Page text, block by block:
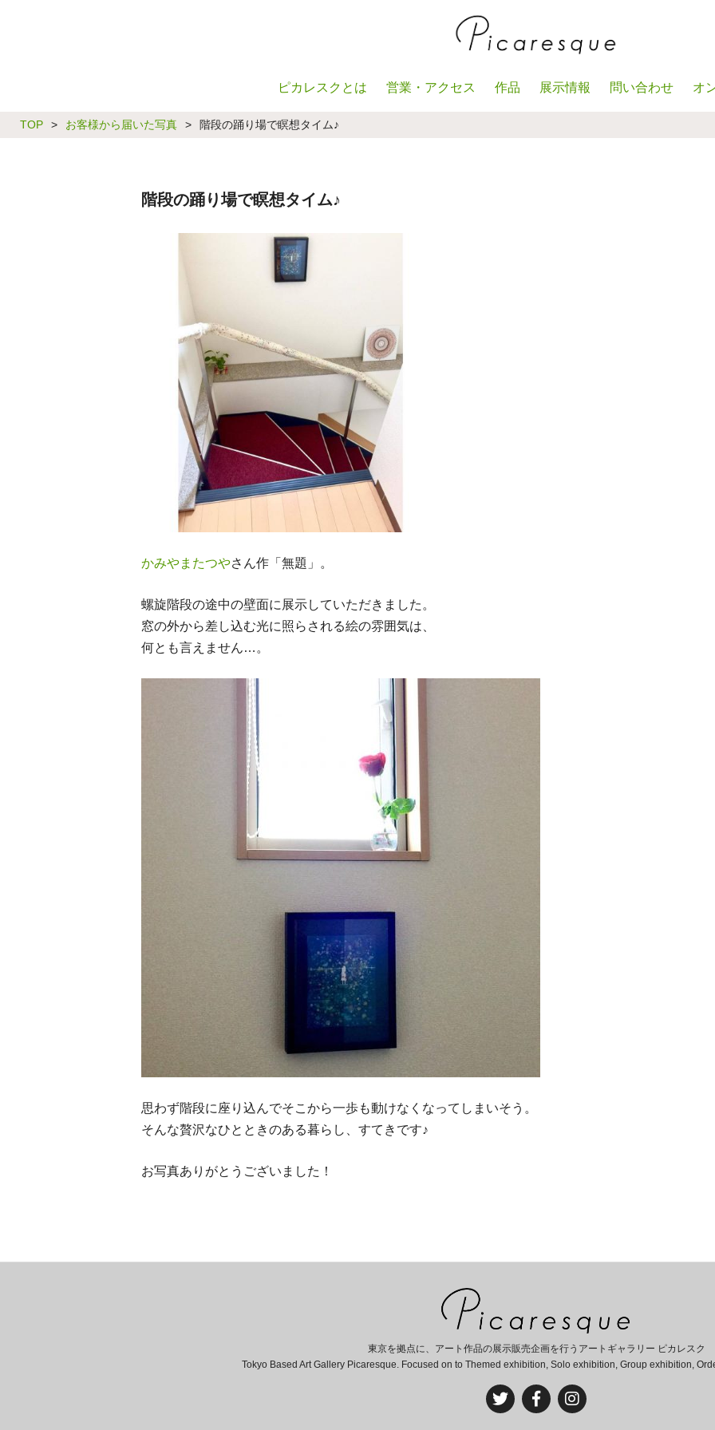
ピカレスクとは 営業・アクセス 作品 展示情報 問い合わせ オ
TOP > お客様から届いた写真 > 階段の踊り場で瞑想タイム♪
階段の踊り場で瞑想タイム♪
かみやまたつやさん作「無題」。
螺旋階段の途中の壁面に展示していただきました。
窓の外から差し込む光に照らされる絵の雰囲気は、
何とも言えません…。
思わず階段に座り込んでそこから一歩も動けなくなってしまいそう。
そんな贅沢なひとときのある暮らし、すてきです♪
お写真ありがとうございました！
東京を拠点に、アート作品の展示販売企画を行うアートギャラリー ピカレスク
Tokyo Based Art Gallery Picaresque. Focused on to Themed exhibition, Solo exhibition, Group exhibition,